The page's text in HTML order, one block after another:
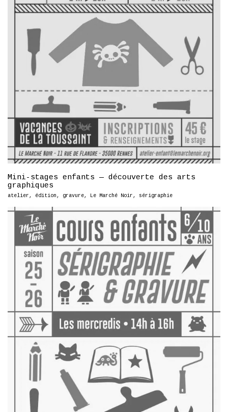
Mini-stages enfants — découverte des arts
graphiques
atelier, édition, gravure, Le Marché Noir, sérigraphie